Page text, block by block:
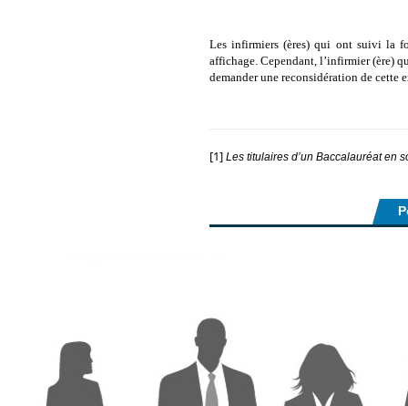
Les infirmiers (ères) qui ont suivi la
affichage. Cependant, l’infirmier (ère)
demander une reconsidération de cette
[1] Les titulaires d’un Baccalauréat en